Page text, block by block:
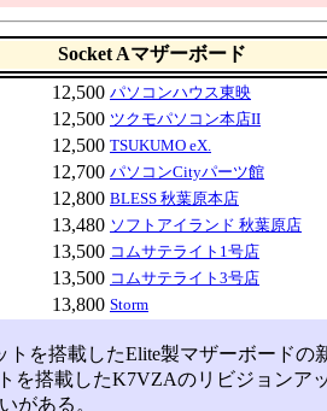
Socket Aマザーボード
12,500 パソコンハウス東映
12,500 ツクモパソコン本店II
12,500 TSUKUMO eX.
12,700 パソコンCityパーツ館
12,800 BLESS 秋葉原本店
13,480 ソフトアイランド 秋葉原店
13,500 コムサテライト1号店
13,500 コムサテライト3号店
13,800 Storm
を搭載したElite製マザーボードの
を搭載したK7VZAのリビジョンア
がある。